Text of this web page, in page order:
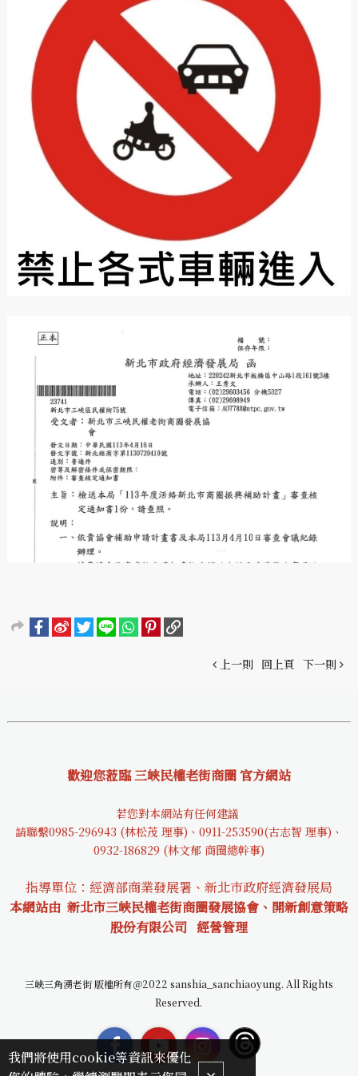
上一則 回上頁 下一則
歡迎您蒞臨 三峽民權老街商圈 官方網站
若您對本網站有任何建議
請聯繫0985-296943 (林松茂 理事)、0911-253590(古志智 理事)、
0932-186829 (林文郁 商圈總幹事)
指導單位：經濟部商業發展署、新北市政府經濟發展局
本網站由 新北市三峽民權老街商圈發展協會、開新創意策略
股份有限公司 經營管理
三峽三角湧老街 版權所有＠2022 sanshia_sanchiaoyung. All Rights
Reserved.
我們將使用cookie等資訊來優化